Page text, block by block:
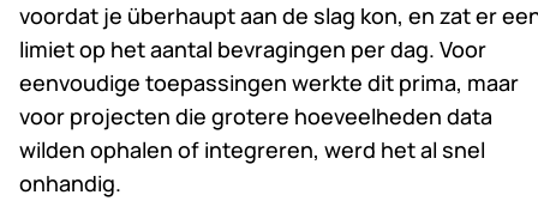
voordat je überhaupt aan de slag kon, en zat er
limiet op het aantal bevragingen per dag. Voor
eenvoudige toepassingen werkte dit prima, maar
voor projecten die grotere hoeveelheden data
wilden ophalen of integreren, werd het al snel
onhandig.